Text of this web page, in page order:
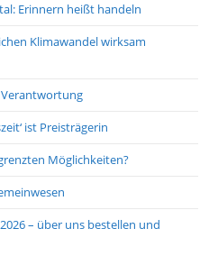
Erinnern heißt handeln
Klimawandel wirksam
ist Preisträgerin
Möglichkeiten?
– über uns bestellen und